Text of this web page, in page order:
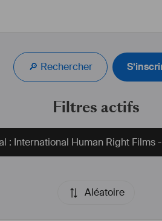
🔎 Rechercher
Filtres actifs
: International Human Right Films
Aléatoire